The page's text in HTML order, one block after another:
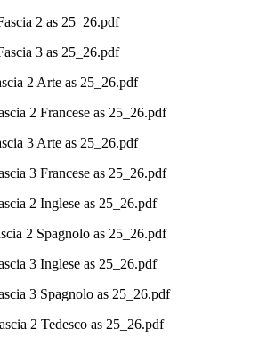
2 as 25_26.pdf
3 as 25_26.pdf
2 Arte as 25_26.pdf
2 Francese as 25_26.pdf
3 Arte as 25_26.pdf
3 Francese as 25_26.pdf
2 Inglese as 25_26.pdf
2 Spagnolo as 25_26.pdf
3 Inglese as 25_26.pdf
3 Spagnolo as 25_26.pdf
2 Tedesco as 25_26.pdf